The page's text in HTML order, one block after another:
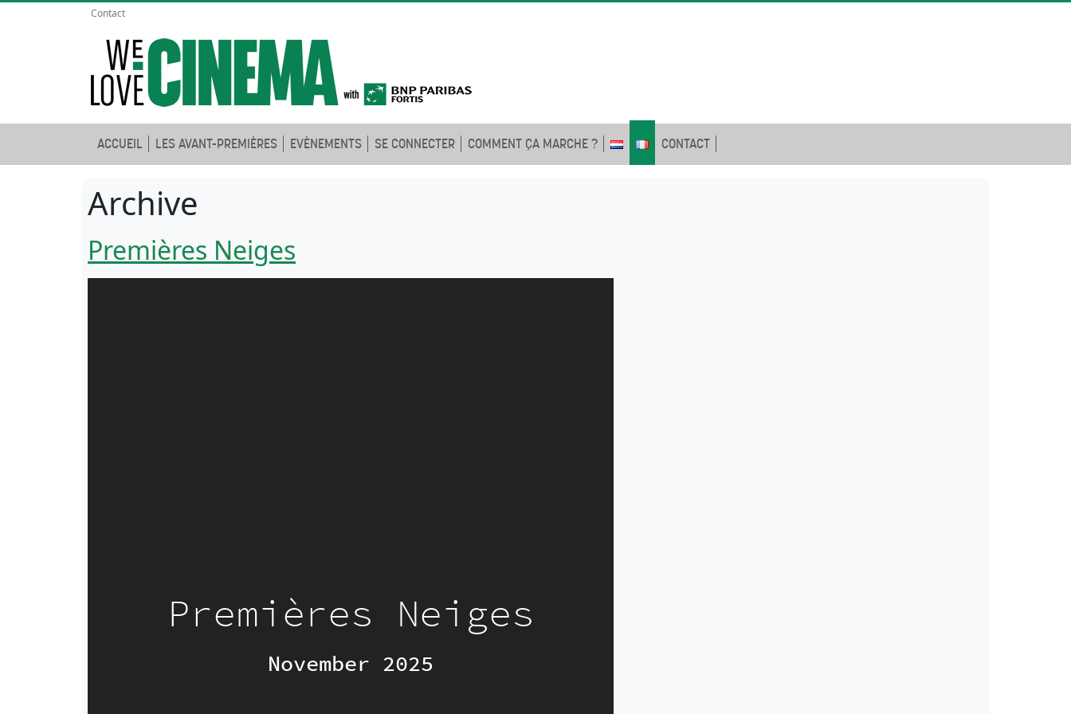
Contact
ACCUEIL LES AVANT-PREMIÈRES EVÈNEMENTS SE CONNECTER COMMENT ÇA MARCHE ? CONTACT
Archive
Premières Neiges